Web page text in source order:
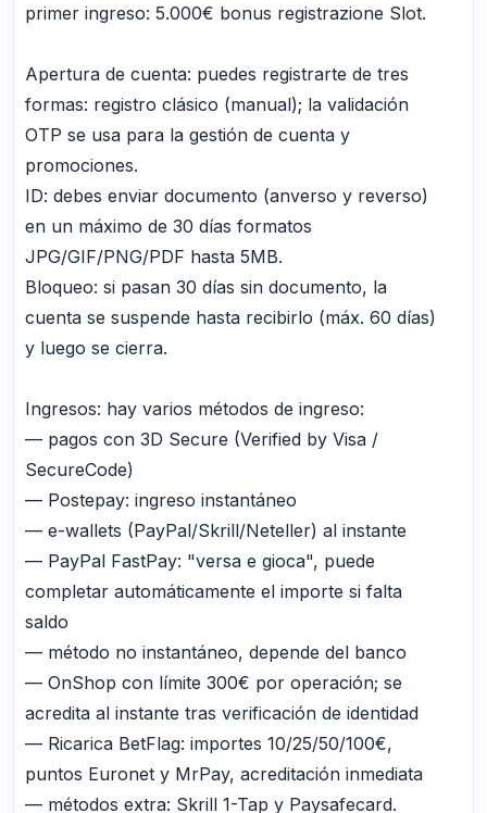
primer ingreso: 5.000€ bonus registrazione Slot.
Apertura de cuenta: puedes registrarte de tres
formas: registro clásico (manual); la validación
OTP se usa para la gestión de cuenta y
promociones.
ID: debes enviar documento (anverso y reverso)
en un máximo de 30 días formatos
JPG/GIF/PNG/PDF hasta 5MB.
Bloqueo: si pasan 30 días sin documento, la
cuenta se suspende hasta recibirlo (máx. 60 días)
y luego se cierra.
Ingresos: hay varios métodos de ingreso:
— pagos con 3D Secure (Verified by Visa /
SecureCode)
— Postepay: ingreso instantáneo
— e-wallets (PayPal/Skrill/Neteller) al instante
— PayPal FastPay: "versa e gioca", puede
completar automáticamente el importe si falta
saldo
— método no instantáneo, depende del banco
— OnShop con límite 300€ por operación; se
acredita al instante tras verificación de identidad
— Ricarica BetFlag: importes 10/25/50/100€,
puntos Euronet y MrPay, acreditación inmediata
— métodos extra: Skrill 1-Tap y Paysafecard.